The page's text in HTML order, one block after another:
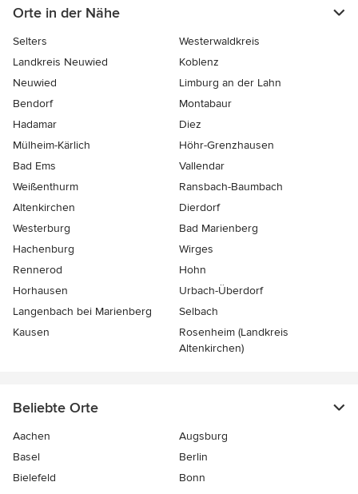
Orte in der Nähe
Selters
Westerwaldkreis
Landkreis Neuwied
Koblenz
Neuwied
Limburg an der Lahn
Bendorf
Montabaur
Hadamar
Diez
Mülheim-Kärlich
Höhr-Grenzhausen
Bad Ems
Vallendar
Weißenthurm
Ransbach-Baumbach
Altenkirchen
Dierdorf
Westerburg
Bad Marienberg
Hachenburg
Wirges
Rennerod
Hohn
Horhausen
Urbach-Überdorf
Langenbach bei Marienberg
Selbach
Kausen
Rosenheim (Landkreis
Altenkirchen)
Beliebte Orte
Aachen
Augsburg
Basel
Berlin
Bielefeld
Bonn